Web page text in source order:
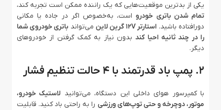
یکی از بدترین موقعیت‌هایی که یک راننده ممکن است تجربه کند،
تمام شدن باتری خودرواست، به‌خصوص اگر در جاده یا مکانی
دورافتاده باشید. استارتر 12V گرین لاین می‌تواند باتری خودروی شما
را در چند ثانیه احیا کند بدون نیاز به کمک گرفتن از خودروهای
دیگر.
2. پمپ باد قدرتمند با 4 حالت تنظیم فشار
با کمپرسور هوای داخلی این دستگاه، می‌توانید لاستیک خودرو،
موتور، دوچرخه و حتی توپ‌های ورزشی را به راحتی باد کنید. قابلیت